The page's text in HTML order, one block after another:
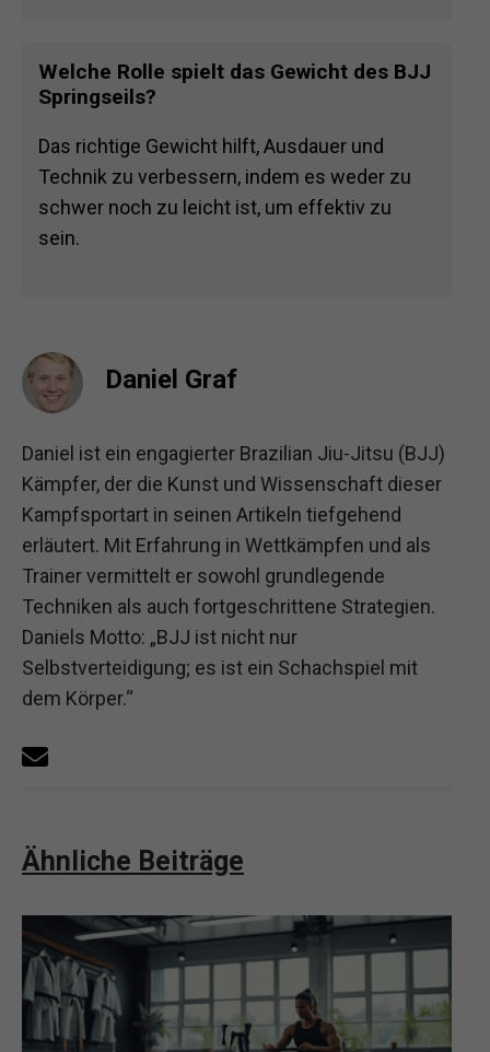
Welche Rolle spielt das Gewicht des BJJ
Springseils?
Das richtige Gewicht hilft, Ausdauer und
Technik zu verbessern, indem es weder zu
schwer noch zu leicht ist, um effektiv zu
sein.
Daniel Graf
Daniel ist ein engagierter Brazilian Jiu-Jitsu (BJJ)
Kämpfer, der die Kunst und Wissenschaft dieser
Kampfsportart in seinen Artikeln tiefgehend
erläutert. Mit Erfahrung in Wettkämpfen und als
Trainer vermittelt er sowohl grundlegende
Techniken als auch fortgeschrittene Strategien.
Daniels Motto: „BJJ ist nicht nur
Selbstverteidigung; es ist ein Schachspiel mit
dem Körper.“
Ähnliche Beiträge